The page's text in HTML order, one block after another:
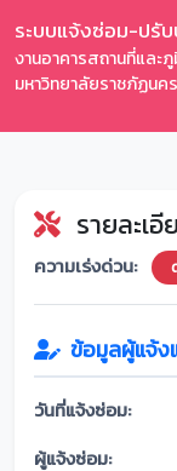
ระบบแจ้งซ่อม-ปรั
งานอาคารสถานที่และ
มหาวิทยาลัยราชภัฏนค
รายละเ
ความเร่งด่วน:
ข้อมูลผู้แจ้ง
วันที่แจ้งซ่อม:
ผู้แจ้งซ่อม: